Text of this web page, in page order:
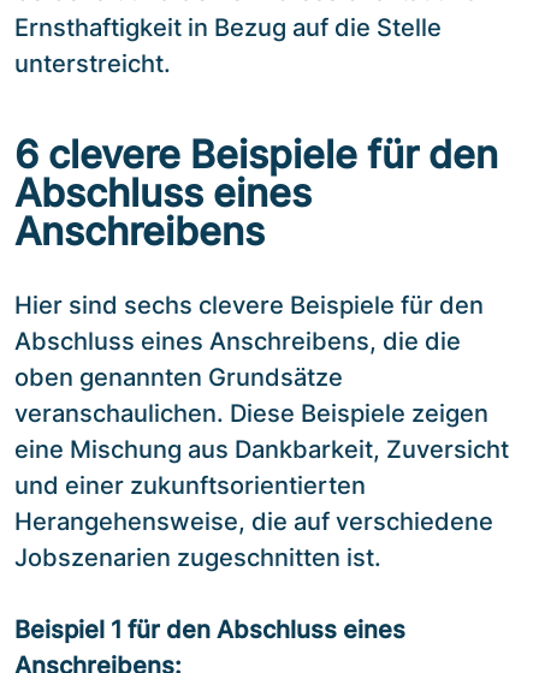
Ernsthaftigkeit in Bezug auf die Stelle
unterstreicht.
6 clevere Beispiele für den
Abschluss eines
Anschreibens
Hier sind sechs clevere Beispiele für den
Abschluss eines Anschreibens, die die
oben genannten Grundsätze
veranschaulichen. Diese Beispiele zeigen
eine Mischung aus Dankbarkeit, Zuversicht
und einer zukunftsorientierten
Herangehensweise, die auf verschiedene
Jobszenarien zugeschnitten ist.
Beispiel 1 für den Abschluss eines
Anschreibens: